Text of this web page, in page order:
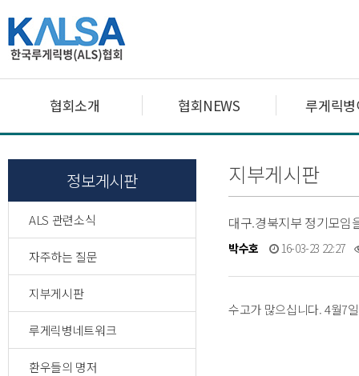
협회소개 협회NEWS 루게릭
정보게시판
ALS 관련소식
자주하는 질문
지부게시판
루게릭병네트워크
환우들의 명저
지부게시판
대구.경북지부 정기모임
박수호 16-03-23 22:27
수고가 많으십니다. 4월7